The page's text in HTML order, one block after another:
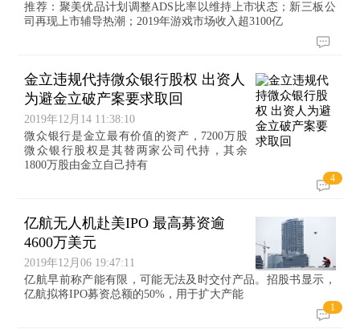
推荐：聚美优品计划调整ADS比率以维持上市状态；新三板公
司再现上市辅导热潮；2019年游戏市场收入超3100亿
金立违规代持微众银行股权 出资人
为避金立破产案要求取回
2019年12月14 11:38:10
微众银行是金立最有价值的资产，7200万股
微众银行股权是其替两家公司代持，其余
1800万股由金立自己持有
4
亿航无人机赴美IPO 最高募资逾
4600万美元
2019年12月06 19:47:11
亿航早前称产能有限，可能无法及时交付产品。招股书显示，
亿航拟将IPO募资总额的50%，用于扩大产能
1